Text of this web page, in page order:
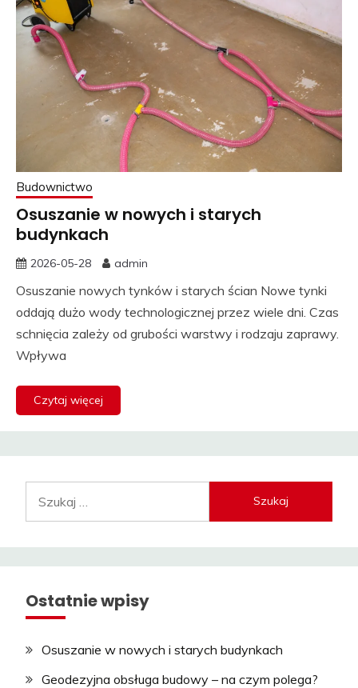
Budownictwo
Osuszanie w nowych i starych
budynkach
2026-05-28 admin
Osuszanie nowych tynków i starych ścian Nowe tynki
oddają dużo wody technologicznej przez wiele dni. Czas
schnięcia zależy od grubości warstwy i rodzaju zaprawy.
Wpływa
Czytaj więcej
Ostatnie wpisy
Osuszanie w nowych i starych budynkach
Geodezyjna obsługa budowy – na czym polega?